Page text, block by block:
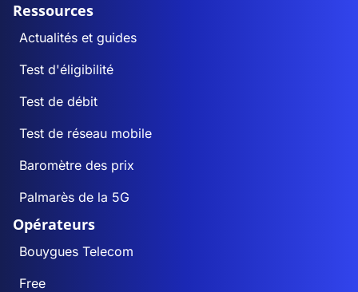
Ressources
Actualités et guides
Test d'éligibilité
Test de débit
Test de réseau mobile
Baromètre des prix
Palmarès de la 5G
Opérateurs
Bouygues Telecom
Free